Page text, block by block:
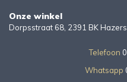
Onze winkel
Dorpsstraat 68, 2391 BK
Telefoon
Whatsapp